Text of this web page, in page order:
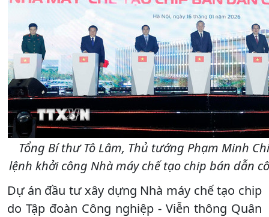
Tổng Bí thư Tô Lâm, Thủ tướng Phạm Minh
lệnh khởi công Nhà máy chế tạo chip bán dẫn
Dự án đầu tư xây dựng Nhà máy chế tạo chip
do Tập đoàn Công nghiệp - Viễn thông Quân